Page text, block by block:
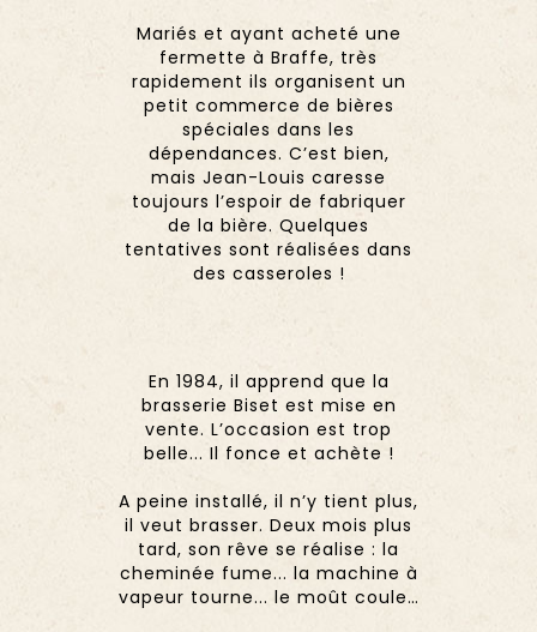
Mariés et ayant acheté une
fermette à Braffe, très
rapidement ils organisent un
petit commerce de bières
spéciales dans les
dépendances. C’est bien,
mais Jean-Louis caresse
toujours l’espoir de fabriquer
de la bière. Quelques
tentatives sont réalisées dans
des casseroles !
En 1984, il apprend que la
brasserie Biset est mise en
vente. L’occasion est trop
belle... Il fonce et achète !
A peine installé, il n’y tient plus,
il veut brasser. Deux mois plus
tard, son rêve se réalise : la
cheminée fume... la machine à
vapeur tourne... le moût coule…